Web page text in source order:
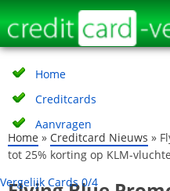
Direct naar de inhoud
Home
Creditcards
Aanvragen
Vergelijk Cards 0/4
Geselecteerde kaarten
Home » Creditcard Nieuws »
tot 25% korting op KLM-